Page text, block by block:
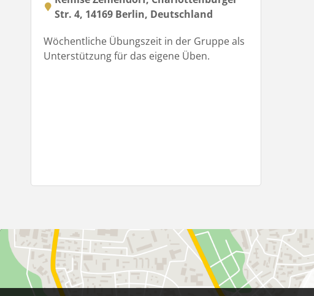
Str. 4, 14169 Berlin, Deutschland
Wöchentliche Übungszeit in der Gruppe als
Unterstützung für das eigene Üben.